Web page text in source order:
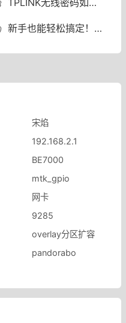
新手也能轻松搞定！路由器设置全攻略路由器设置教程与优化
宋焰
192.168.2.1
BE7000
mtk_gpio
网卡
9285
overlay分区扩容
pandorabo